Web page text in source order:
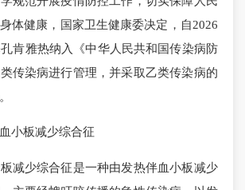
体健康，国家卫生健康委决定，自2026
肯雅热纳入《中华人民共和国传染病防
传染病进行管理，并采取乙类传染病的
板减少综合征
少综合征是一种由发热伴血小板减少